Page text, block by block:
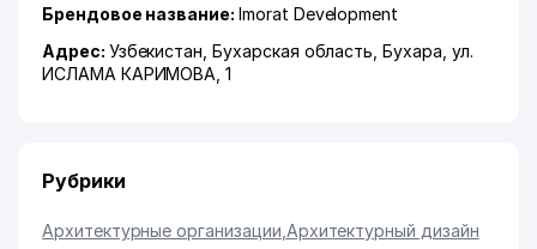
Брендовое название: Imorat Development
Адрес: Узбекистан,Бухарская область ,Бухара ул.
ИСЛАМА КАРИМОВА , 1
Рубрики
Архитектурные организации Архитектурный дизайн